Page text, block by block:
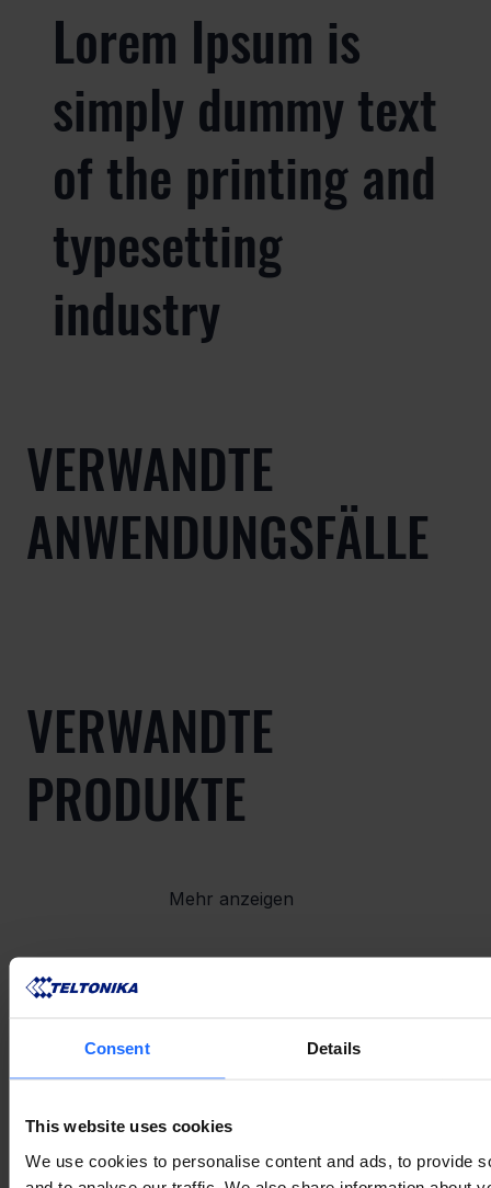
Consent Details
This website uses cookies
We use cookies to personalise content and ads, to provide
Lorem Ipsum is
simply dummy text
of the printing and
typesetting
industry
VERWANDTE
ANWENDUNGSFÄLLE
VERWANDTE
PRODUKTE
Mehr anzeigen
VERWANDTES
ZUBEHÖR